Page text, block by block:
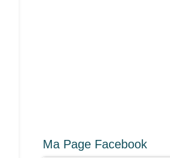
Ma Page Facebook